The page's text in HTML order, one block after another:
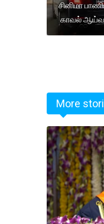
சினிமா
காவல்
More